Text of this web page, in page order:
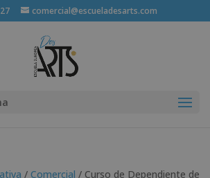
comercial@escueladesarts.com
/ Comercial / Curso de Dependiente de